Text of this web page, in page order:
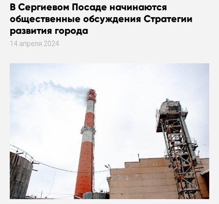
В Сергиевом Посаде начинаются
общественные обсуждения Стратегии
развития города
14 апреля 2024